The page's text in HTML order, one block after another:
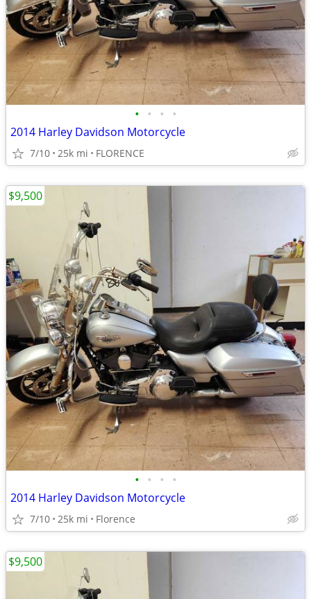
• • • •
2014 Harley Davidson Motorcycle
7/10 25k mi FLORENCE
• • • •
2014 Harley Davidson Motorcycle
7/10 25k mi Florence
$9,500
$9,500